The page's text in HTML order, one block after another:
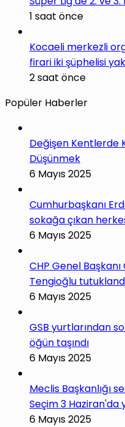
1 saat önce
Kocaeli merkezli
firari iki şüphelisi
2 saat önce
Popüler Haberler
Değişen Kentlerde
Düşünmek
6 Mayıs 2025
Cumhurbaşkanı
sokağa çıkan
6 Mayıs 2025
CHP Genel
Tengioğlu
6 Mayıs 2025
GSB yurtlarından
öğün taşındı
6 Mayıs 2025
Meclis Başkanlığı
Seçim 3 Haziran'da
6 Mayıs 2025